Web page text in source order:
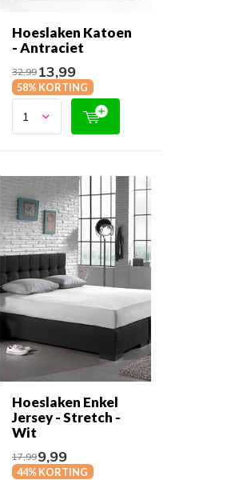
Hoeslaken Katoen
- Antraciet
32,9913,99
58% KORTING
Hoeslaken Enkel
Jersey - Stretch -
Wit
17,999,99
44% KORTING